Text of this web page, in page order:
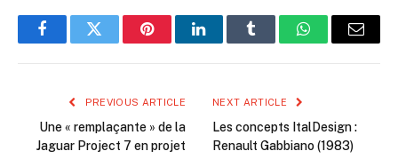
FacebookTwitter PinterestLinkedInTumblr WhatsAppEmail
PREVIOUS ARTICLE
Une « remplaçante » de la
Jaguar Project 7 en projet
NEXT ARTICLE
Les concepts ItalDesign :
Renault Gabbiano (1983)